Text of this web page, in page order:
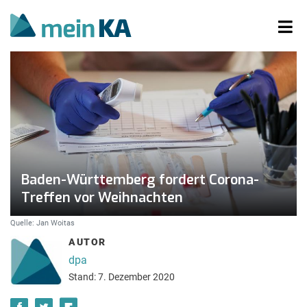
Baden-Württemberg fordert Corona-
Treffen vor Weihnachten
Quelle: Jan Woitas
AUTOR
dpa
Stand: 7. Dezember 2020